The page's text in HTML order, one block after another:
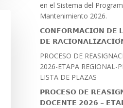
en el Sistema del
Mantenimiento 2026.
𝗖𝗢𝗡𝗙𝗢𝗥𝗠𝗔𝗖𝗜𝗢́𝗡 𝗗𝗘
𝗗𝗘
PROCESO DE
2026-ETAPA REGIONAL-
LISTA DE PLAZAS
𝗣𝗥𝗢𝗖𝗘𝗦𝗢 𝗗𝗘
𝗗𝗢𝗖𝗘𝗡𝗧𝗘 𝟮𝟬𝟮𝟲 –